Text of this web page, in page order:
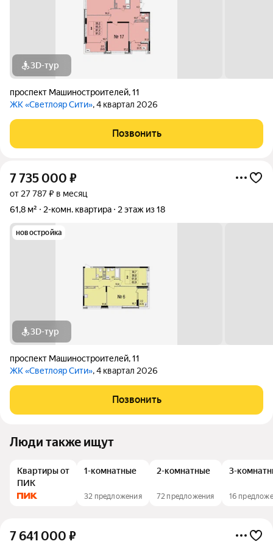
3D-тур
проспект Машиностроителей,11
ЖК «Светлояр Сити», 4 квартал 2026
Позвонить
7 735 000 ₽
от 27 787 ₽ в месяц
61,8 м²
2-комн. квартира 2 этаж из 18
новостройка
3D-тур
проспект Машиностроителей,11
ЖК «Светлояр Сити», 4 квартал 2026
Позвонить
Люди также ищут
Квартиры от
ПИК
1-комнатные
32 предложения
2-комнатные
72 предложения
3-
16
7 641 000 ₽